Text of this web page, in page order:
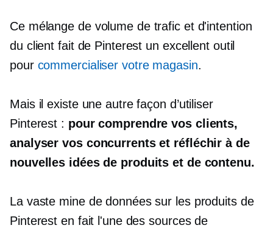
Ce mélange de volume de trafic et d'intention
du client fait de Pinterest un excellent outil
pour commercialiser votre magasin.
Mais il existe une autre façon d’utiliser
Pinterest : pour comprendre vos clients,
analyser vos concurrents et réfléchir à de
nouvelles idées de produits et de contenu.
La vaste mine de données sur les produits de
Pinterest en fait l'une des sources de